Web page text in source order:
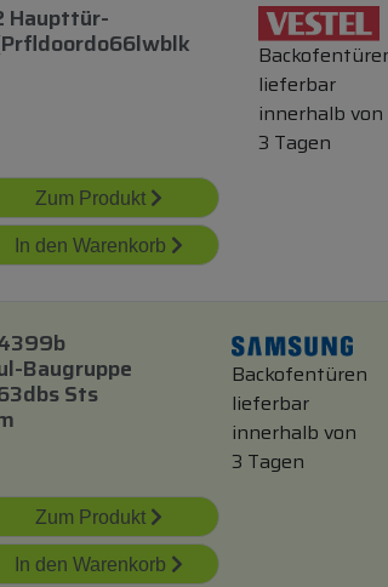
Haupttür-
lieferbar
innerhalb von
3 Tagen
Zum Produkt
In den Warenkorb
Baugruppe
Sts
Backofentüren
lieferbar
innerhalb von
3 Tagen
Zum Produkt
In den Warenkorb